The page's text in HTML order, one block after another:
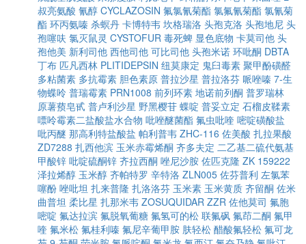
叔亮氨酸 氰醇 CYCLAZOSIN 氟氯氰菊酯 氯氟氰菊酯 氯氰菊
酯 环丙氨嗪 杀螟丹 卡博特韦 坎格瑞洛 头孢克洛 头孢地尼 头
孢噻呋 氯灭鼠灵 CYSTOFUR 毒死蜱 显色底物 卡莫司他 头
孢他美 新利司他 西他司他 可比司他 头孢米诺 环吡酮 DBTA
丁布 匹凡西林 PLITIDEPSIN 纽莫康定 鬼臼毒素 聚甲酚磺醛
多粘菌素 多抗霉素 胆色素原 普拉沙星 普拉洛芬 哌唑嗪 7-生
物蝶呤 普瑞霉素 PRN1008 前列环素 地诺前列酮 普罗瑞林
原薯蓣皂甙 普卢利沙星 野黑樱苷 蝶啶 普妥立定 石榴皮鞣素
嘌呤霉素二盐酸盐水合物 吡唑醚菌酯 氟虫吡喹 嘧啶磺酸盐
吡丙醚 那高利特盐酸盐 帕利普韦 ZHC-116 佐美酸 扎拉果酸
ZD7288 扎西他滨 玉米赤霉烯酮 齐多夫定 二乙基二硫代氨基
甲酸锌 吡啶硫酮锌 齐拉西酮 唑尼沙胺 佐匹克隆 ZK 159222
泽拉烯醇 玉米醇 齐帕特罗 辛特洛 ZLN005 佐芬普利 左氯苯
噻酚 唑吡坦 扎来普隆 扎洛洛芬 玉米素 玉米黄质 齐留酮 佐米
曲普坦 柔比星 扎那米韦 ZOSUQUIDAR ZZR 佐他莫司 氟胞
嘧啶 氟达拉滨 氟脱氧葡糖 氟氢可的松 联氟砜 氟茚二酮 氟甲
喹 氟米松 氟桂利嗪 氟尼辛葡甲胺 肤轻松 醋酸氟轻松 氟可龙